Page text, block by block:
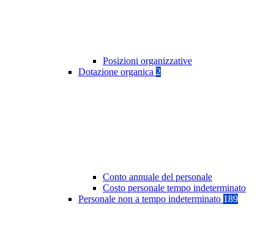
Posizioni organizzative
Dotazione organica 2
Conto annuale del personale
Costo personale tempo indeterminato
Personale non a tempo indeterminato 189